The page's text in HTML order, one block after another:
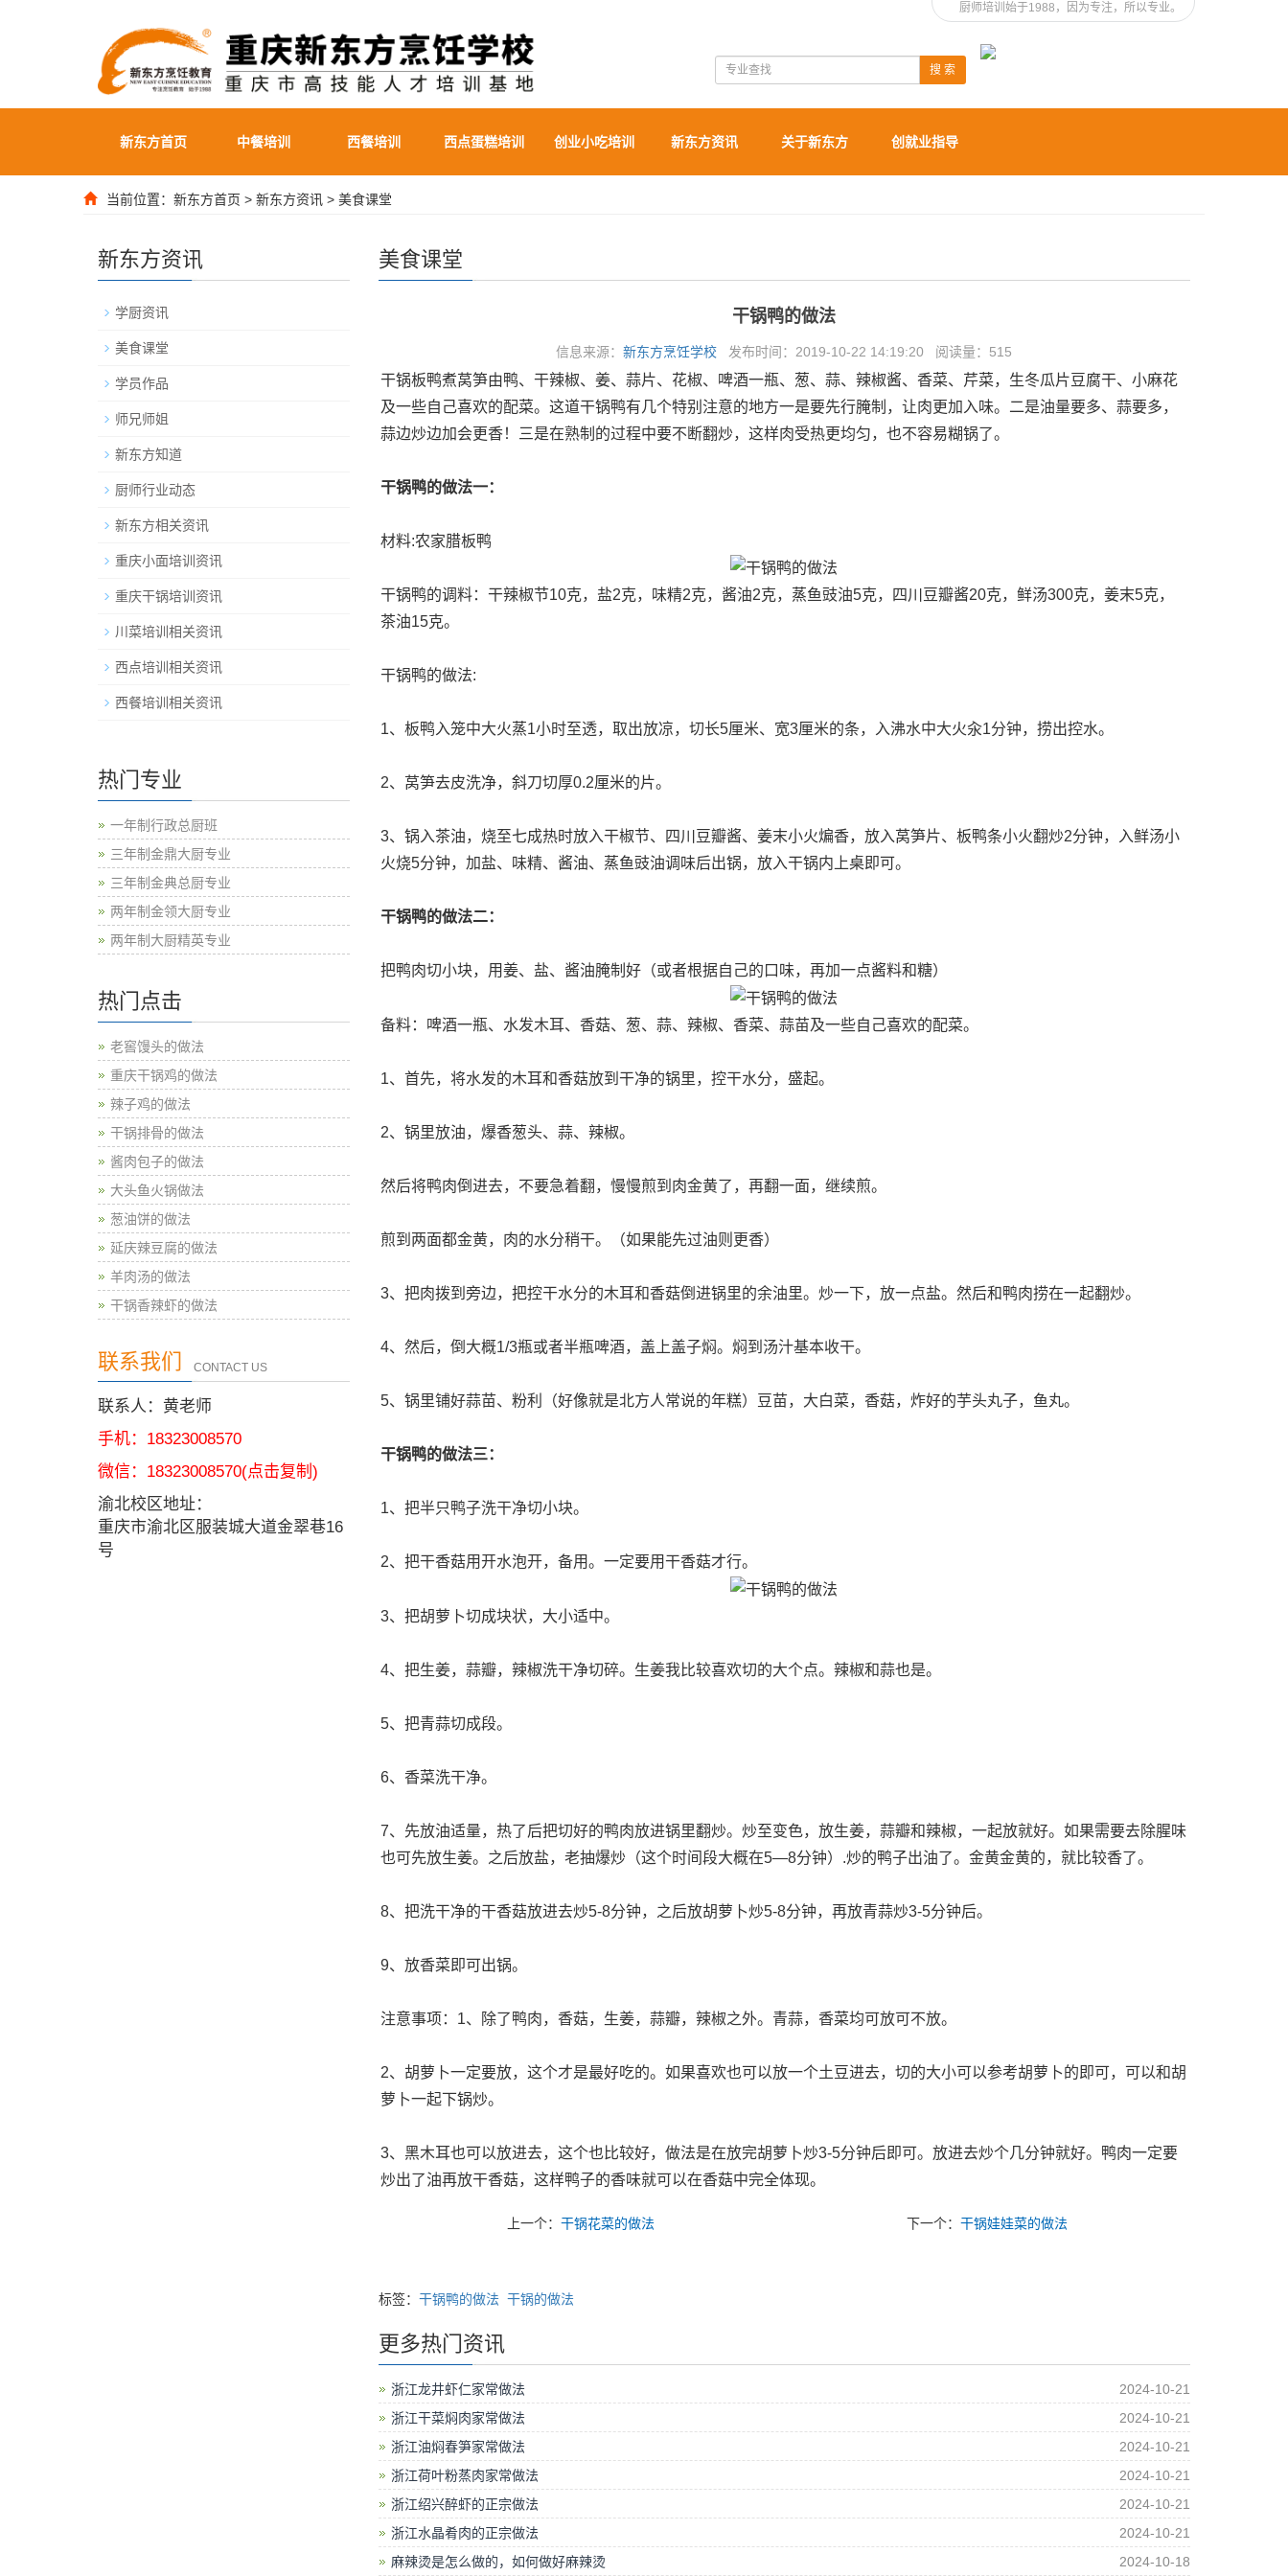
厨师培训始于1988，因为专注，所以专业。
搜 索
新东方首页 中餐培训 西餐培训 西点蛋糕培训 创业小吃培训 新东方资讯 关于新东方 创就业指导
当前位置： 新东方首页 > 新东方资讯 > 美食课堂
美食课堂
干锅鸭的做法
信息来源：新东方烹饪学校 发布时间：2019-10-22 14:19:20 阅读量： 515
干锅板鸭煮莴笋由鸭、干辣椒、姜、蒜片、花椒、啤酒一瓶、葱、蒜、辣椒酱、香菜、芹菜，生冬瓜片豆腐干、小麻花
及一些自己喜欢的配菜。这道干锅鸭有几个特别注意的地方一是要先行腌制，让肉更加入味。二是油量要多、蒜要多，
蒜边炒边加会更香！三是在熟制的过程中要不断翻炒，这样肉受热更均匀，也不容易糊锅了。
干锅鸭的做法一：
材料:农家腊板鸭
干锅鸭的调料：干辣椒节10克，盐2克，味精2克，酱油2克，蒸鱼豉油5克，四川豆瓣酱20克，鲜汤300克，姜末5克，
茶油15克。
干锅鸭的做法:
1、板鸭入笼中大火蒸1小时至透，取出放凉，切长5厘米、宽3厘米的条，入沸水中大火汆1分钟，捞出控水。
2、莴笋去皮洗净，斜刀切厚0.2厘米的片。
3、锅入茶油，烧至七成热时放入干椒节、四川豆瓣酱、姜末小火煸香，放入莴笋片、板鸭条小火翻炒2分钟，入鲜汤小
火烧5分钟，加盐、味精、酱油、蒸鱼豉油调味后出锅，放入干锅内上桌即可。
干锅鸭的做法二：
把鸭肉切小块，用姜、盐、酱油腌制好（或者根据自己的口味，再加一点酱料和糖）
备料：啤酒一瓶、水发木耳、香菇、葱、蒜、辣椒、香菜、蒜苗及一些自己喜欢的配菜。
1、首先，将水发的木耳和香菇放到干净的锅里，控干水分，盛起。
2、锅里放油，爆香葱头、蒜、辣椒。
然后将鸭肉倒进去，不要急着翻，慢慢煎到肉金黄了，再翻一面，继续煎。
煎到两面都金黄，肉的水分稍干。（如果能先过油则更香）
3、把肉拨到旁边，把控干水分的木耳和香菇倒进锅里的余油里。炒一下，放一点盐。然后和鸭肉捞在一起翻炒。
4、然后，倒大概1/3瓶或者半瓶啤酒，盖上盖子焖。焖到汤汁基本收干。
5、锅里铺好蒜苗、粉利（好像就是北方人常说的年糕）豆苗，大白菜，香菇，炸好的芋头丸子，鱼丸。
干锅鸭的做法三：
1、把半只鸭子洗干净切小块。
2、把干香菇用开水泡开，备用。一定要用干香菇才行。
3、把胡萝卜切成块状，大小适中。
4、把生姜，蒜瓣，辣椒洗干净切碎。生姜我比较喜欢切的大个点。辣椒和蒜也是。
5、把青蒜切成段。
6、香菜洗干净。
7、先放油适量，热了后把切好的鸭肉放进锅里翻炒。炒至变色，放生姜，蒜瓣和辣椒，一起放就好。如果需要去除腥味
也可先放生姜。之后放盐，老抽爆炒（这个时间段大概在5—8分钟）.炒的鸭子出油了。金黄金黄的，就比较香了。
8、把洗干净的干香菇放进去炒5-8分钟，之后放胡萝卜炒5-8分钟，再放青蒜炒3-5分钟后。
9、放香菜即可出锅。
注意事项：1、除了鸭肉，香菇，生姜，蒜瓣，辣椒之外。青蒜，香菜均可放可不放。
2、胡萝卜一定要放，这个才是最好吃的。如果喜欢也可以放一个土豆进去，切的大小可以参考胡萝卜的即可，可以和胡
萝卜一起下锅炒。
3、黑木耳也可以放进去，这个也比较好，做法是在放完胡萝卜炒3-5分钟后即可。放进去炒个几分钟就好。鸭肉一定要
炒出了油再放干香菇，这样鸭子的香味就可以在香菇中完全体现。
上一个：干锅花菜的做法 下一个：干锅娃娃菜的做法
标签： 干锅鸭的做法 干锅的做法
更多热门资讯
浙江龙井虾仁家常做法
2024-10-21
浙江干菜焖肉家常做法
2024-10-21
浙江油焖春笋家常做法
2024-10-21
浙江荷叶粉蒸肉家常做法
2024-10-21
浙江绍兴醉虾的正宗做法
2024-10-21
浙江水晶肴肉的正宗做法
2024-10-21
麻辣烫是怎么做的，如何做好麻辣烫
2024-10-18
新东方资讯
学厨资讯
美食课堂
学员作品
师兄师姐
新东方知道
厨师行业动态
新东方相关资讯
重庆小面培训资讯
重庆干锅培训资讯
川菜培训相关资讯
西点培训相关资讯
西餐培训相关资讯
热门专业
一年制行政总厨班
三年制金鼎大厨专业
三年制金典总厨专业
两年制金领大厨专业
两年制大厨精英专业
热门点击
老窖馒头的做法
重庆干锅鸡的做法
辣子鸡的做法
干锅排骨的做法
酱肉包子的做法
大头鱼火锅做法
葱油饼的做法
延庆辣豆腐的做法
羊肉汤的做法
干锅香辣虾的做法
联系我们 CONTACT US
联系人：黄老师
手机：18323008570
微信： 18323008570(点击复制)
渝北校区地址：
重庆市渝北区服装城大道金翠巷16
号